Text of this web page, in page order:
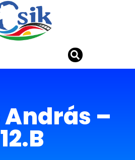
András –
12.B